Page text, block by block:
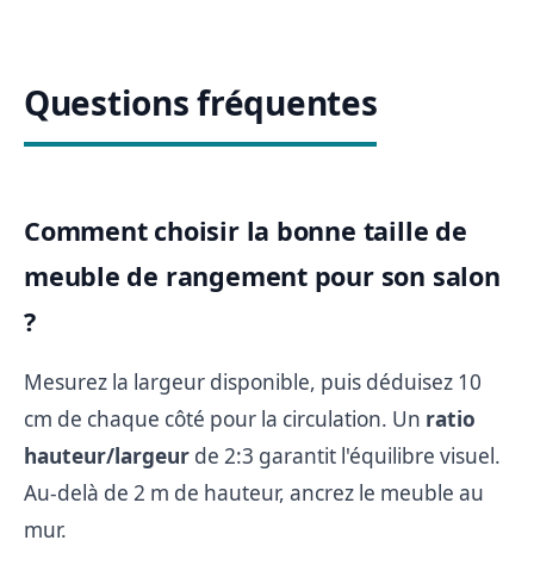
Questions fréquentes
Comment choisir la bonne taille de
meuble de rangement pour son salon
?
Mesurez la largeur disponible, puis déduisez 10
cm de chaque côté pour la circulation. Un ratio
hauteur/largeur de 2:3 garantit l'équilibre visuel.
Au-delà de 2 m de hauteur, ancrez le meuble au
mur.